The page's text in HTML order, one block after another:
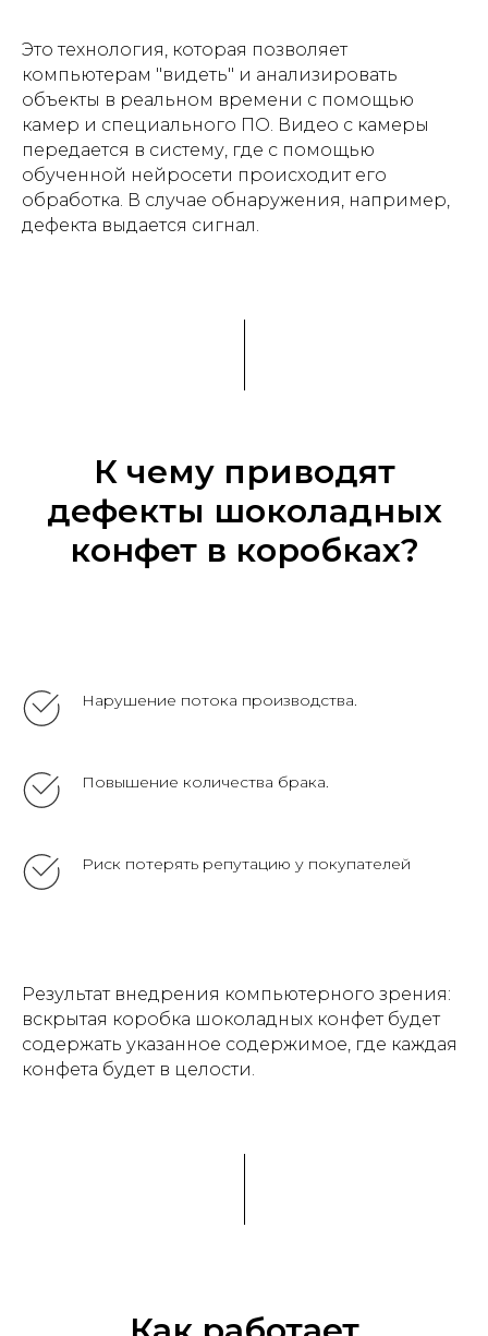
Это технология, которая позволяет
компьютерам "видеть" и анализировать
объекты в реальном времени с помощью
камер и специального ПО. Видео с камеры
передается в систему, где с помощью
обученной нейросети происходит его
обработка. В случае обнаружения, например,
дефекта выдается сигнал.
К чему приводят
дефекты шоколадных
конфет в коробках?
Нарушение потока производства.
Повышение количества брака.
Риск потерять репутацию у покупателей
Результат внедрения компьютерного зрения:
вскрытая коробка шоколадных конфет будет
содержать указанное содержимое, где каждая
конфета будет в целости.